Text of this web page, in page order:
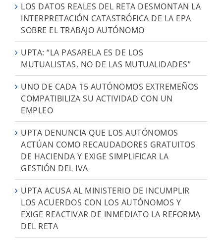
LOS DATOS REALES DEL RETA DESMONTAN LA
INTERPRETACIÓN CATASTRÓFICA DE LA EPA
SOBRE EL TRABAJO AUTÓNOMO
UPTA: “LA PASARELA ES DE LOS
MUTUALISTAS, NO DE LAS MUTUALIDADES”
UNO DE CADA 15 AUTÓNOMOS EXTREMEÑOS
COMPATIBILIZA SU ACTIVIDAD CON UN
EMPLEO
UPTA DENUNCIA QUE LOS AUTÓNOMOS
ACTÚAN COMO RECAUDADORES GRATUITOS
DE HACIENDA Y EXIGE SIMPLIFICAR LA
GESTIÓN DEL IVA
UPTA ACUSA AL MINISTERIO DE INCUMPLIR
LOS ACUERDOS CON LOS AUTÓNOMOS Y
EXIGE REACTIVAR DE INMEDIATO LA REFORMA
DEL RETA